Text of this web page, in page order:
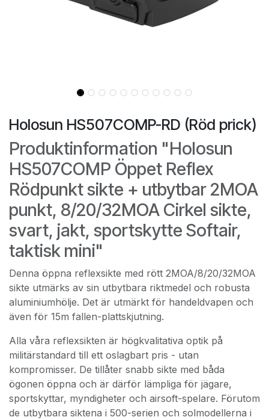
Holosun HS507COMP-RD (Röd prick)
Produktinformation "Holosun
HS507COMP Öppet Reflex
Rödpunkt sikte + utbytbar 2MOA
punkt, 8/20/32MOA Cirkel sikte,
svart, jakt, sportskytte Softair,
taktisk mini"
Denna öppna reflexsikte med rött 2MOA/8/20/32MOA
sikte utmärks av sin utbytbara riktmedel och robusta
aluminiumhölje. Det är utmärkt för handeldvapen och
även för 15m fallen-plattskjutning.
Alla våra reflexsikten är högkvalitativa optik på
militärstandard till ett oslagbart pris - utan
kompromisser. De tillåter snabb sikte med båda
ögonen öppna och är därför lämpliga för jägare,
sportskyttar, myndigheter och airsoft-spelare. Förutom
de utbytbara siktena i 500-serien och solmodellerna i